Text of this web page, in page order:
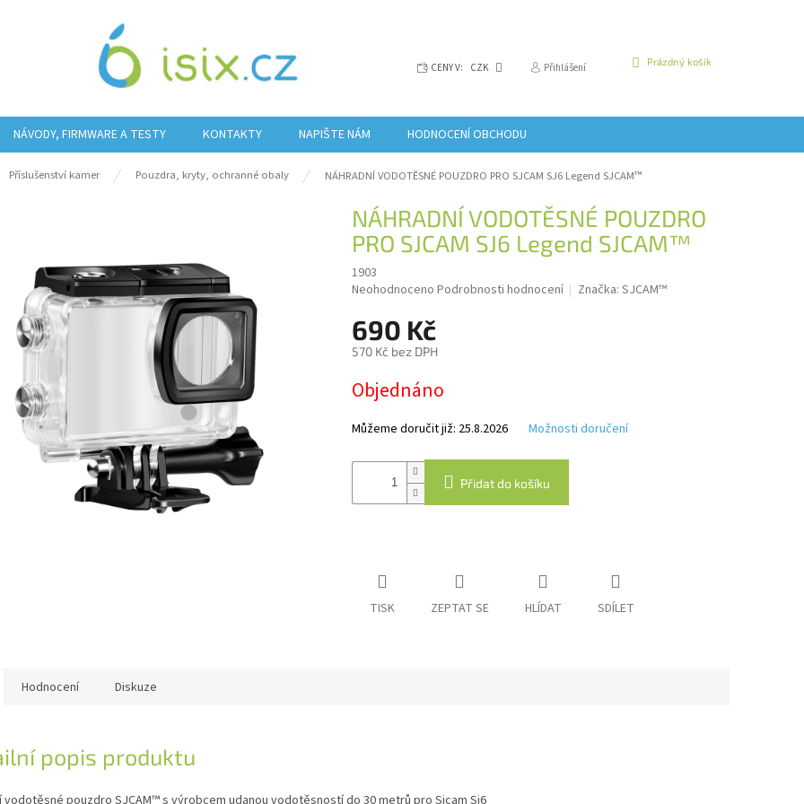
CENY V: CZK Přihlášení
NÁKUPNÍ
Prázdný košík
NÁVODY, FIRMWARE A TESTY KONTAKTY NAPIŠTE NÁM HODNOCENÍ OBCHODU
Příslušenství kamer Pouzdra, kryty, ochranné obaly NÁHRADNÍ VODOTĚSNÉ POUZDRO PRO SJCAM SJ6 Legend SJCAM™
NÁHRADNÍ VODOTĚSNÉ POUZDRO
PRO SJCAM SJ6 Legend SJCAM™
1903
Průměrné
produktu
je
0,0
5
Neohodnoceno Podrobnosti hodnocení Značka:SJCAM™
690 Kč
570 Kč bez DPH
cena:
Objednáno
Můžeme doručit již: 25.8.2026 Možnosti doručení
Přidat do košíku
TISK ZEPTAT SE HLÍDAT SDÍLET
Hodnocení Diskuze
popis produktu
vodotěsné pouzdro SJCAM™ s výrobcem udanou vodotěsností do 30 metrů pro Sjcam Sj6